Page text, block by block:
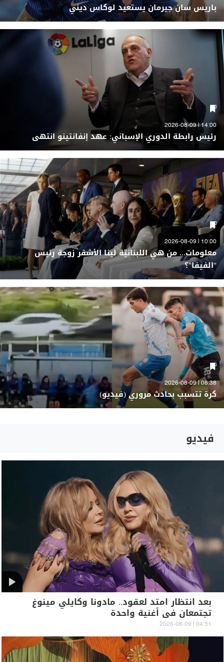
باريس سان جيرمان يستعيد لوكاس ديني
14:00 | 2026-08-09
رئيس رابطة الدوري الإسباني: عهد إنفانتينو انتهى
10:00 | 2026-08-09
معلومات... من هي اللبنانيّة لينا الأشقر زوجة رئيس
"الفيفا"؟
08:38 | 2026-08-09
كرة تتسبب بحادث مروري (فيديو)
فيديو
بعد انتظار امتد لعقود.. مادونا وكايلي مينوغ
تجتمعان في أغنية واحدة
04:51 | 2026-08-09